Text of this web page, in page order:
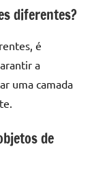
diferentes?
é
a
uma camada
de